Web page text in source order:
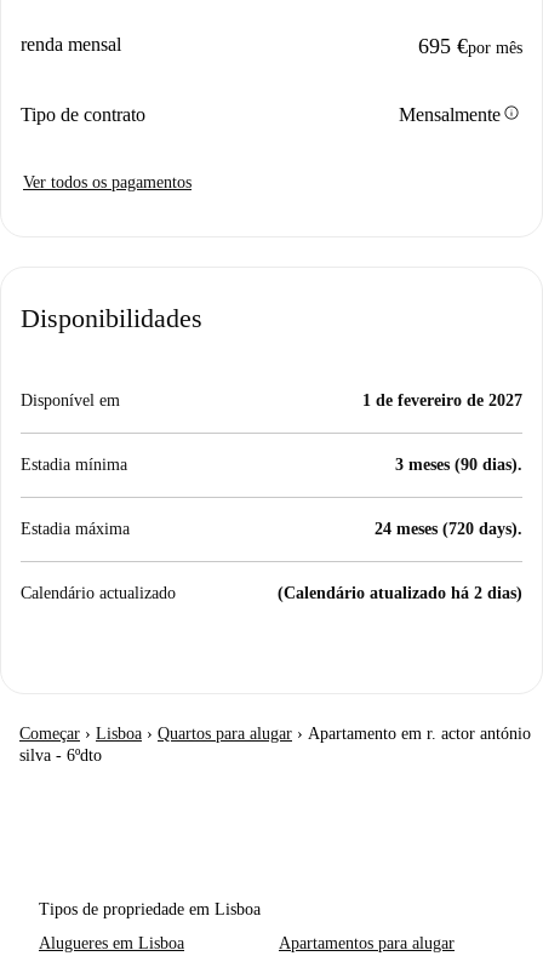
renda mensal 695 €por mês
Tipo de contrato Mensalmenteinfo
Ver todos os pagamentos
Disponibilidades
Disponível em 1 de fevereiro de 2027
Estadia mínima 3 meses (90 dias).
Estadia máxima 24 meses (720 days).
Calendário actualizado (Calendário atualizado há 2 dias)
Começar › Lisboa › Quartos para alugar › Apartamento em r. actor antónio
silva - 6ºdto
Tipos de propriedade em Lisboa
Alugueres em Lisboa
Apartamentos para alugar